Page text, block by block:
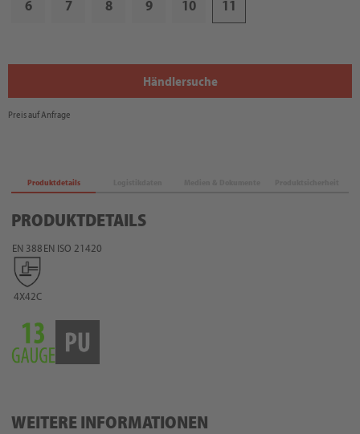
6 7 8 9 10 11
Händlersuche
Preis auf Anfrage
Produktdetails
PRODUKTDETAILS
EN 388
4X42C
EN ISO 21420
WEITERE INFORMATIONEN